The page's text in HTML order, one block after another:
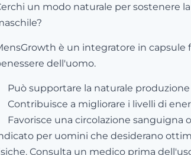
un modo naturale per sostenere
è un integratore in capsule
dell'uomo.
Può supportare la naturale
Contribuisce a migliorare i livelli di
Favorisce una circolazione sanguigna
per uomini che desiderano
Consulta un medico prima